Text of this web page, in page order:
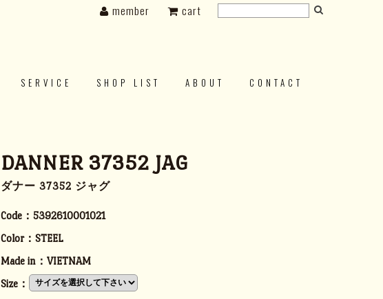
SERVICE SHOP LIST ABOUT CONTACT
member cart
DANNER 37352 JAG
ダナー 37352 ジャグ
Code： 5392610001021
Color： STEEL
Made in： VIETNAM
Size：